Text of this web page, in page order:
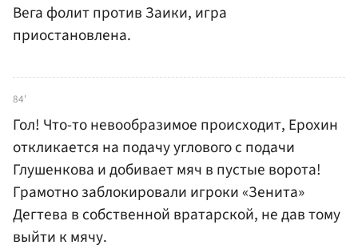
Вега фолит против Заики, игра
приостановлена.
84'
Гол! Что-то невообразимое происходит, Ерохин
откликается на подачу углового с подачи
Глушенкова и добивает мяч в пустые ворота!
Грамотно заблокировали игроки «Зенита»
Дегтева в собственной вратарской, не дав тому
выйти к мячу.